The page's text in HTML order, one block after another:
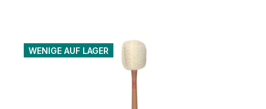
WENIGE AUF LAGER